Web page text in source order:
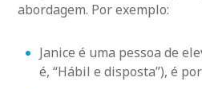
abordagem. Por exemplo:
Janice é uma pessoa de
é, “Hábil e disposta”), é